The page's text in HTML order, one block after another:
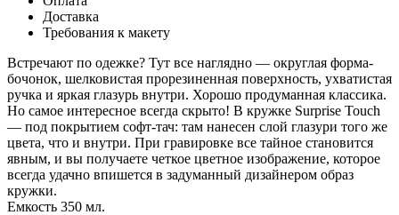
Доставка
Требования к макету
Встречают по одежке? Тут все наглядно — округлая форма-
бочонок, шелковистая прорезиненная поверхность, ухватистая
ручка и яркая глазурь внутри. Хорошо продуманная классика.
Но самое интересное всегда скрыто! В кружке Surprise Touch
— под покрытием софт-тач: там нанесен слой глазури того же
цвета, что и внутри. При гравировке все тайное становится
явным, и вы получаете четкое цветное изображение, которое
всегда удачно впишется в задуманный дизайнером образ
кружки.
Емкость 350 мл.